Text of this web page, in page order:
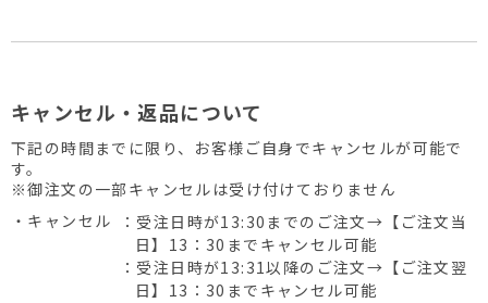
キャンセル・返品について
下記の時間までに限り、お客様ご自身でキャンセルが可能で
す。
※御注文の一部キャンセルは受け付けておりません
・キャンセル
：受注日時が13:30までのご注文→【ご注文当
日】13：30までキャンセル可能
：受注日時が13:31以降のご注文→【ご注文翌
日】13：30までキャンセル可能